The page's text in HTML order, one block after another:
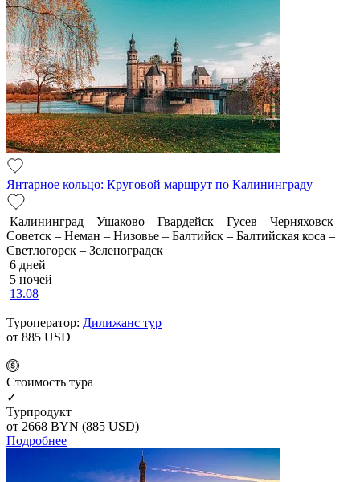
Янтарное кольцо: Круговой маршрут по Калининграду
Калининград – Ушаково – Гвардейск – Гусев – Черняховск –
Советск – Неман – Низовье – Балтийск – Балтийская коса –
Светлогорск – Зеленоградск
6 дней
5 ночей
13.08
Туроператор: Дилижанс тур
от 885 USD
Cтоимость тура
✓
Турпродукт
от 2668 BYN (885 USD)
Подробнее